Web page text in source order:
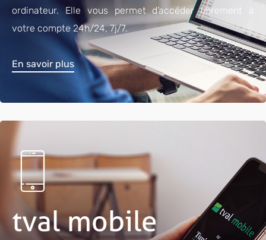
ordinateur. Elle vous permet d’accéder librement à
votre compte 24h/24, 7j/7.
En savoir plus